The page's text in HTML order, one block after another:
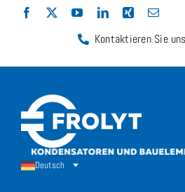
Kontaktieren Sie
Deutsch